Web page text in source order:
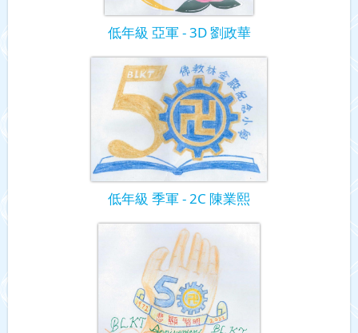
低年級 亞軍 - 3D 劉政華
低年級 季軍 - 2C 陳業熙